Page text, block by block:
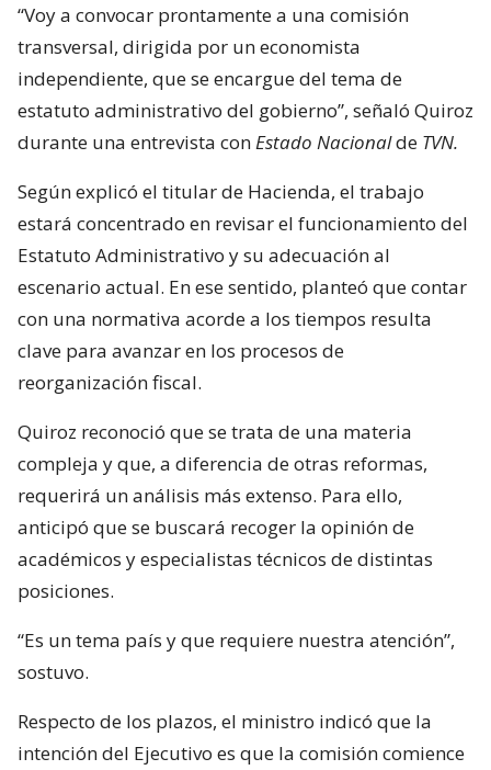
“Voy a convocar prontamente a una comisión
transversal, dirigida por un economista
independiente, que se encargue del tema de
estatuto administrativo del gobierno”, señaló Quiroz
durante una entrevista con Estado Nacionalde TVN.
Según explicó el titular de Hacienda, el trabajo
estará concentrado en revisar el funcionamiento del
Estatuto Administrativo y su adecuación al
escenario actual. En ese sentido, planteó que contar
con una normativa acorde a los tiempos resulta
clave para avanzar en los procesos de
reorganización fiscal.
Quiroz reconoció que se trata de una materia
compleja y que, a diferencia de otras reformas,
requerirá un análisis más extenso. Para ello,
anticipó que se buscará recoger la opinión de
académicos y especialistas técnicos de distintas
posiciones.
“Es un tema país y que requiere nuestra atención”,
sostuvo.
Respecto de los plazos, el ministro indicó que la
intención del Ejecutivo es que la comisión comience